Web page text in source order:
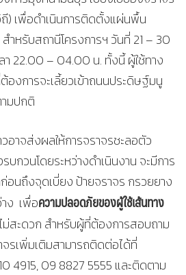
) เพื่อดำเนินการติดตั้งแผ่นพื้น
ำหรับสถานีโครงการฯ วันที่ 21 – 30
า 22.00 – 04.00 น. ทั้งนี้ ผู้ใช้ทาง
องการจะเลี้ยวเข้าถนนประดิษฐ์มนู
มปกติ
อาจส่งผลให้การจราจรชะลอตัว
กวนโดยระหว่างดำเนินงาน จะมีการ
นถึงจุดเบี่ยง ป้ายจราจร กรวยยาง
ง เพื่อความปลอดภัยของผู้ใช้เส้นทาง
ม่สะดวก สำหรับผู้ที่ต้องการสอบถาม
จรเพิ่มเติมสามารถติดต่อได้ที่
4915, 09 8827 5555 และติดตาม